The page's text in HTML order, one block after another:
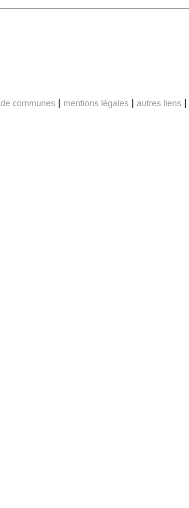
communes | mentions légales | autres liens |